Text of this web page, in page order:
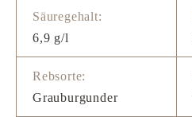
Säuregehalt:
6,9 g/l
Rebsorte:
Grauburgunder